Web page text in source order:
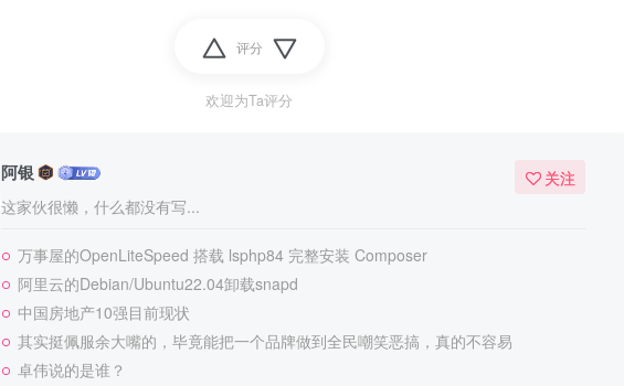
评分
欢迎为Ta评分
阿银
这家伙很懒，什么都没有写...
关注
万事屋的OpenLiteSpeed 搭载 lsphp84 完整安装 Composer
阿里云的Debian/Ubuntu22.04卸载snapd
中国房地产10强目前现状
其实挺佩服余大嘴的，毕竟能把一个品牌做到全民嘲笑恶搞，真的不容易
卓伟说的是谁？